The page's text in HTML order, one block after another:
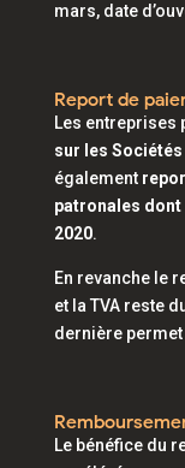
mars, date
Report de
Les entreprises
sur les Sociétés
également
patronales dont
2020.
En revanche le
et la TVA reste
dernière
Le bénéfice du